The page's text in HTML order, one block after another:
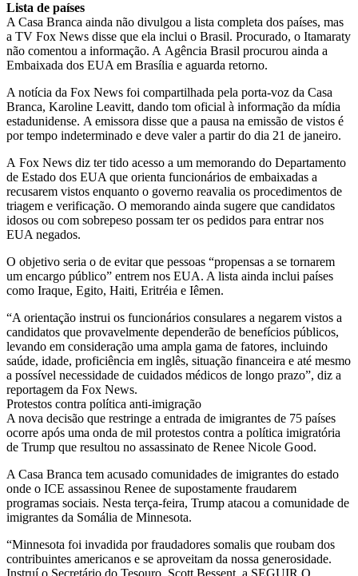
Lista de países
A Casa Branca ainda não divulgou a lista completa dos países, mas
a TV Fox News disse que ela inclui o Brasil. Procurado, o Itamaraty
não comentou a informação. A Agência Brasil procurou ainda a
Embaixada dos EUA em Brasília e aguarda retorno.
A notícia da Fox News foi compartilhada pela porta-voz da Casa
Branca, Karoline Leavitt, dando tom oficial à informação da mídia
estadunidense. A emissora disse que a pausa na emissão de vistos é
por tempo indeterminado e deve valer a partir do dia 21 de janeiro.
A Fox News diz ter tido acesso a um memorando do Departamento
de Estado dos EUA que orienta funcionários de embaixadas a
recusarem vistos enquanto o governo reavalia os procedimentos de
triagem e verificação. O memorando ainda sugere que candidatos
idosos ou com sobrepeso possam ter os pedidos para entrar nos
EUA negados.
O objetivo seria o de evitar que pessoas “propensas a se tornarem
um encargo público” entrem nos EUA. A lista ainda inclui países
como Iraque, Egito, Haiti, Eritréia e Iêmen.
“A orientação instrui os funcionários consulares a negarem vistos a
candidatos que provavelmente dependerão de benefícios públicos,
levando em consideração uma ampla gama de fatores, incluindo
saúde, idade, proficiência em inglês, situação financeira e até mesmo
a possível necessidade de cuidados médicos de longo prazo”, diz a
reportagem da Fox News.
Protestos contra política anti-imigração
A nova decisão que restringe a entrada de imigrantes de 75 países
ocorre após uma onda de mil protestos contra a política imigratória
de Trump que resultou no assassinato de Renee Nicole Good.
A Casa Branca tem acusado comunidades de imigrantes do estado
onde o ICE assassinou Renee de supostamente fraudarem
programas sociais. Nesta terça-feira, Trump atacou a comunidade de
imigrantes da Somália de Minnesota.
“Minnesota foi invadida por fraudadores somalis que roubam dos
contribuintes americanos e se aproveitam da nossa generosidade.